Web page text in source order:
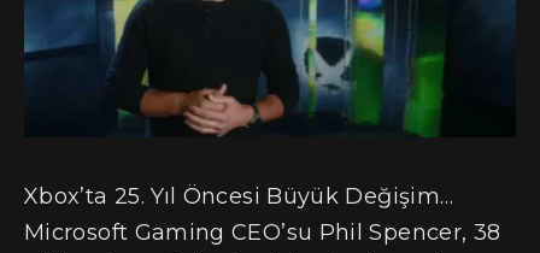
Xbox’ta 25. Yıl Öncesi Büyük Değişim…
Microsoft Gaming CEO’su Phil Spencer, 38